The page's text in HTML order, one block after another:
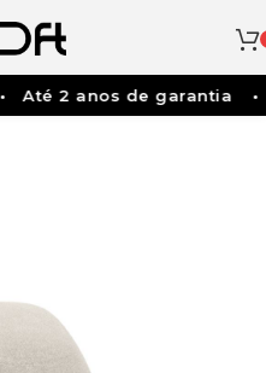
Até 2 anos de garantia